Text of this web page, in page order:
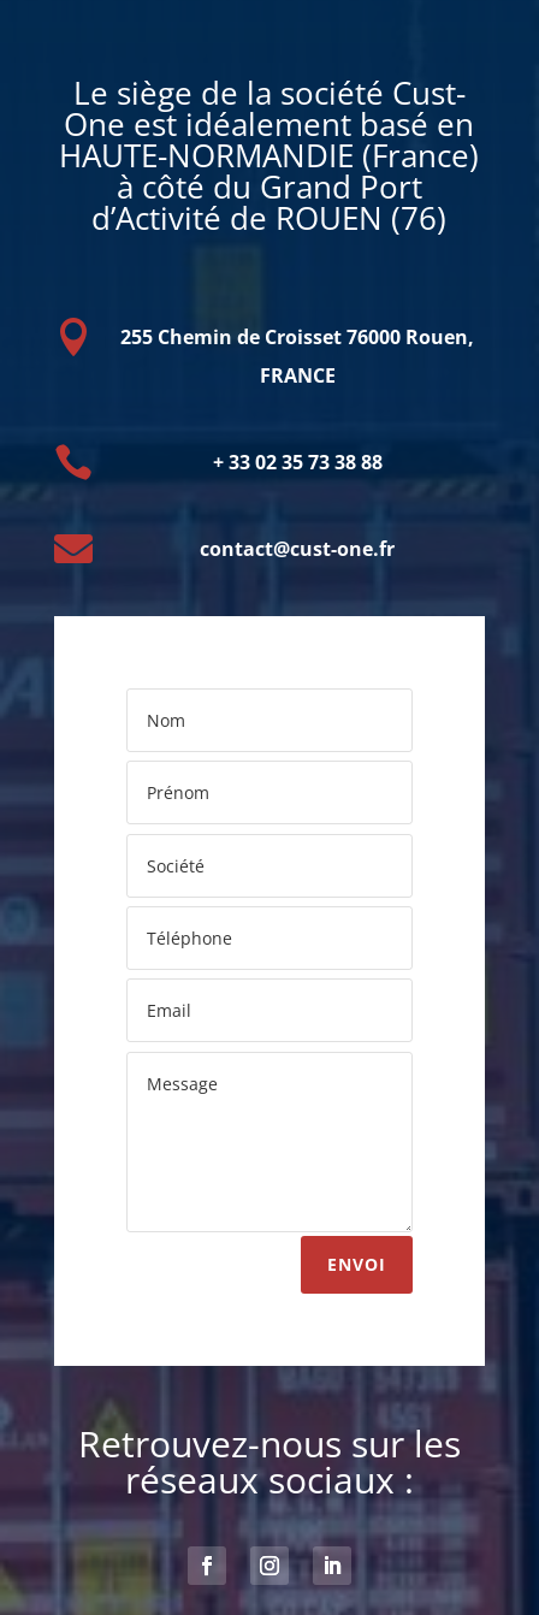
Le siège de la société Cust-
One est idéalement basé en
HAUTE-NORMANDIE (France)
à côté du Grand Port
d’Activité de ROUEN (76)

255 Chemin de Croisset 76000 Rouen,
FRANCE
 + 33 02 35 73 38 88
 contact@cust-one.fr
ENVOI
Retrouvez-nous sur les
réseaux sociaux :